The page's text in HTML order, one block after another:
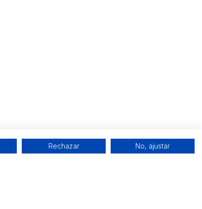
Rechazar No, ajustar